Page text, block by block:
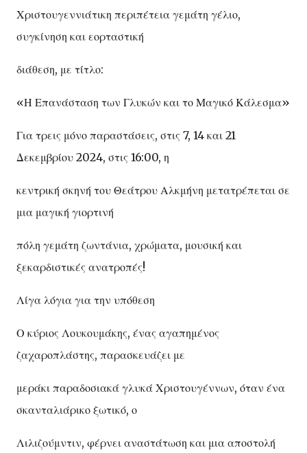
Χριστουγεννιάτικη περιπέτεια γεμάτη γέλιο,
συγκίνηση και εορταστική
διάθεση, με τίτλο:
«Η Επανάσταση των Γλυκών και το Μαγικό Κάλεσμα»
Για τρεις μόνο παραστάσεις, στις 7, 14 και 21
Δεκεμβρίου 2024, στις 16:00, η
κεντρική σκηνή του Θεάτρου Αλκμήνη μετατρέπεται σε
μια μαγική γιορτινή
πόλη γεμάτη ζωντάνια, χρώματα, μουσική και
ξεκαρδιστικές ανατροπές!
Λίγα λόγια για την υπόθεση
Ο κύριος Λουκουμάκης, ένας αγαπημένος
ζαχαροπλάστης, παρασκευάζει με
μεράκι παραδοσιακά γλυκά Χριστουγέννων, όταν ένα
σκανταλιάρικο ξωτικό, ο
Λιλιζούμντιν, φέρνει αναστάτωση και μια αποστολή